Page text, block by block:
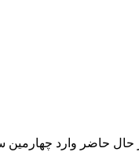
حاضر وارد چهارمین